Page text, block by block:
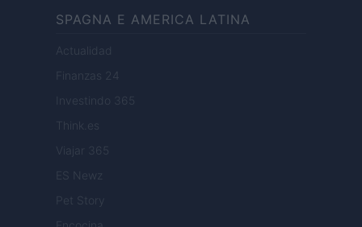
SPAGNA E AMERICA LATINA
Actualidad
Finanzas 24
Investindo 365
Think.es
Viajar 365
ES Newz
Pet Story